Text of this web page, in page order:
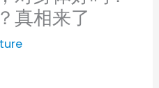
真相来了